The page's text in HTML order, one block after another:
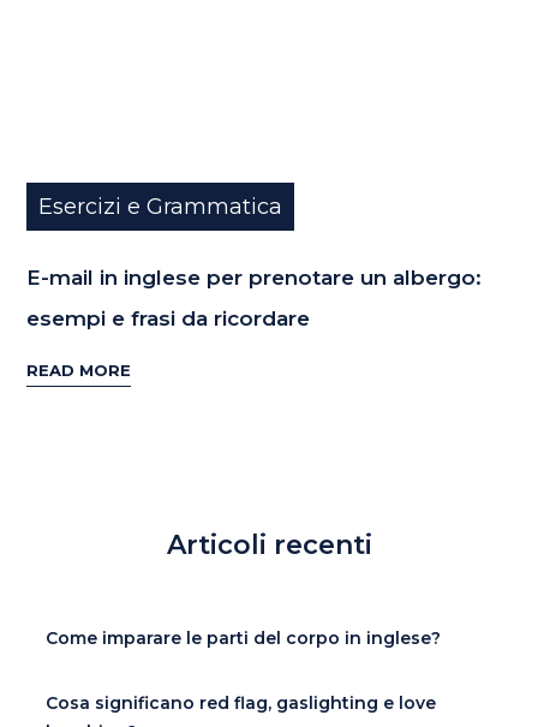
Esercizi e Grammatica
E-mail in inglese per prenotare un albergo:
esempi e frasi da ricordare
READ MORE
Articoli recenti
Come imparare le parti del corpo in inglese?
Cosa significano red flag, gaslighting e love